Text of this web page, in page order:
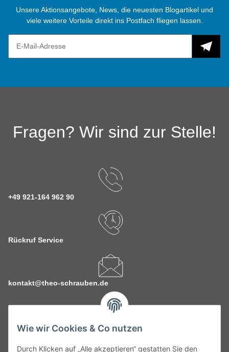
Wie wir Cookies & Co nutzen
Durch Klicken auf „Alle akzeptieren“ gestatten Sie den
Unsere Aktionsangebote, News, die neuesten Blogartikel und
viele weitere Vorteile direkt ins Postfach fliegen lassen.
Fragen? Wir sind zur Stelle!
+49 921-164 962 90
Rückruf Service
kontakt@theo-schrauben.de